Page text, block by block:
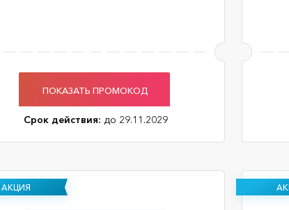
ПОКАЗАТЬ ПРОМОКОД
Срок действия: до 29.11.2029
АКЦИЯ